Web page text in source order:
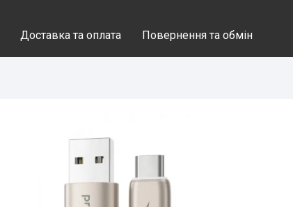
Доставка та оплата Повернення та обмін